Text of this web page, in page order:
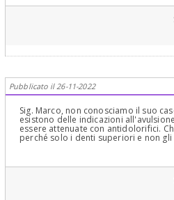
Pubblicato il 26-11-2022
Sig. Marco, non conosciamo il suo
esistono delle indicazioni
essere attenuate con antidolorifici.
perché solo i denti superiori e non